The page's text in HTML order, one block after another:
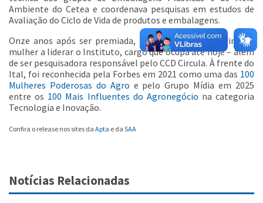
Ambiente do Cetea e coordenava pesquisas em estudos de
Avaliação do Ciclo de Vida de produtos e embalagens.
Onze anos após ser premiada, Eloísa se tornou a primeira
mulher a liderar o Instituto, cargo que ocupa até hoje – além
de ser pesquisadora responsável pelo CCD Circula. À frente do
Ital, foi reconhecida pela Forbes em 2021 como uma das 100
Mulheres Poderosas do Agro e pelo Grupo Mídia em 2025
entre os 100 Mais Influentes do Agronegócio na categoria
Tecnologia e Inovação.
Confira o release nos sites da Apta e da SAA
Notícias Relacionadas